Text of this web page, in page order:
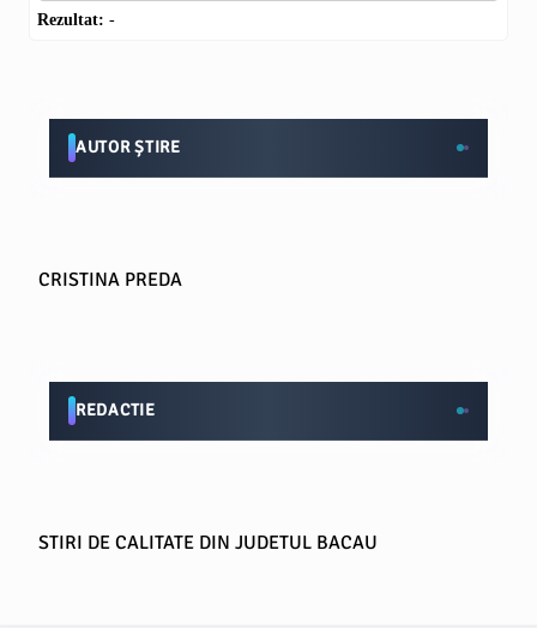
Rezultat: -
AUTOR ȘTIRE
CRISTINA PREDA
REDACTIE
STIRI DE CALITATE DIN JUDETUL BACAU